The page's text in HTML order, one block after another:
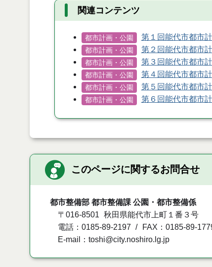
関連コンテンツ
都市計画・公園 第１回能代市都市
都市計画・公園 第２回能代市都市
都市計画・公園 第３回能代市都市
都市計画・公園 第４回能代市都市
都市計画・公園 第５回能代市都市
都市計画・公園 第６回能代市都市
このページに関するお問合せ
都市整備部 都市整備課 公園・都市整備係
〒016-8501
秋田県能代市上町１番３号
電話：0185-89-2197
FAX：0185-89-
E-mail：toshi@city.noshiro.lg.jp